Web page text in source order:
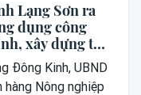
Lạng Sơn ra
dụng công
xây dựng thế
Đông Kinh, UBND
Nông nghiệp